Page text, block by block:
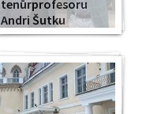
tenūrprofesoru
Andri Šutku